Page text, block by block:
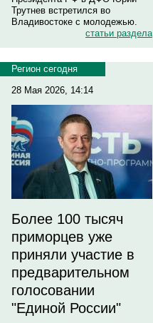
Трутнев встретился во
Владивостоке с молодежью.
статьи раздела
Регион сегодня
28 Мая 2026, 14:14
Более 100 тысяч
приморцев уже
приняли участие в
предварительном
голосовании
"Единой России"